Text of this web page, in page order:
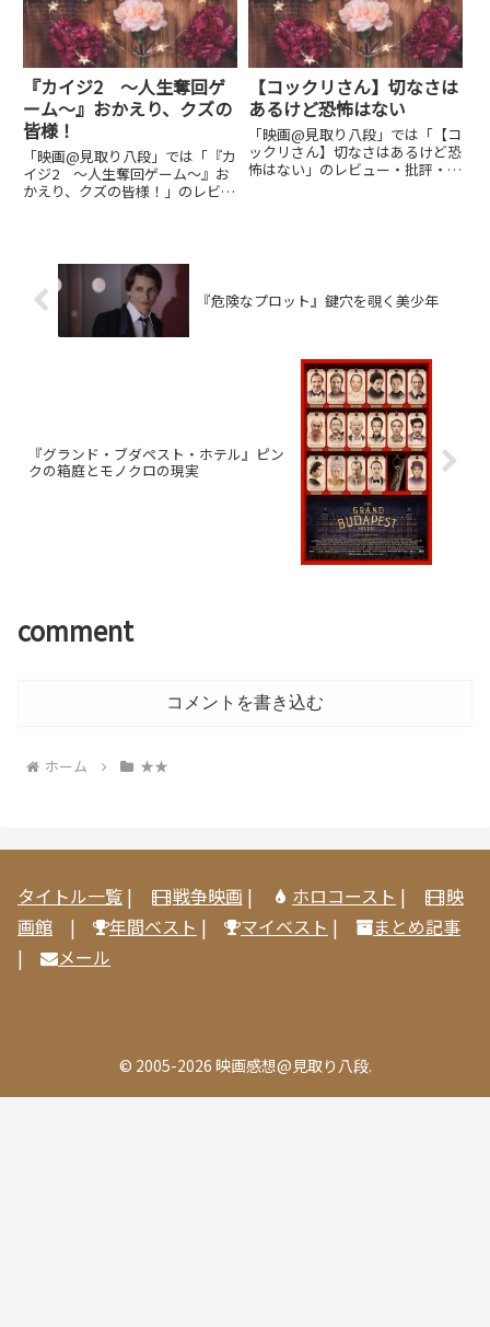
『カイジ2 ～人生奪回ゲ
ーム～』おかえり、クズの
皆様！
「映画@見取り八段」では「『カ
イジ2 ～人生奪回ゲーム～』お
かえり、クズの皆様！」のレビュ
枠で表記。
【コックリさん】切なさは
あるけど恐怖はない
「映画@見取り八段」では「【コ
ックリさん】切なさはあるけど恐
怖はない」のレビュー・批評・あ
『危険なプロット』鍵穴を覗く美少年
『グランド・ブダペスト・ホテル』ピン
クの箱庭とモノクロの現実
comment
コメントを書き込む
ホーム ★★
タイトル一覧 | 戦争映画 | ホロコースト |
映
画館 | 年間ベスト | マイベスト |
まとめ記事
|
メール
© 2005-2026 映画感想@見取り八段.